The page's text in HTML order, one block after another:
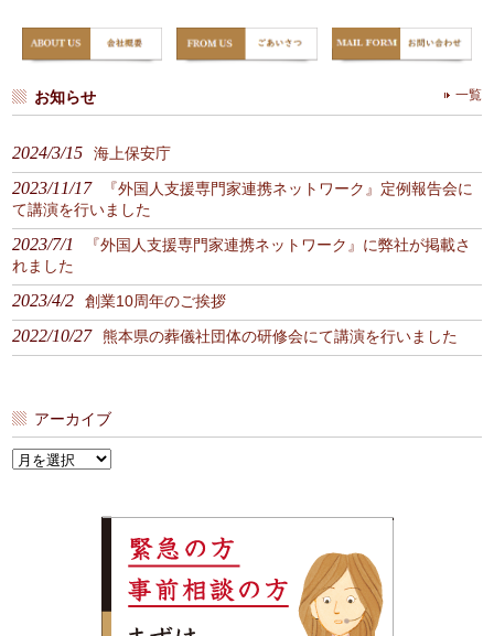
お知らせ 一覧
2024/3/15 海上保安庁
2023/11/17
『外国人支援専門家連携ネットワーク』定例報告会に
て講演を行いました
2023/7/1
『外国人支援専門家連携ネットワーク』に弊社が掲載さ
れました
2023/4/2 創業10周年のご挨拶
2022/10/27 熊本県の葬儀社団体の研修会にて講演を行いました
アーカイブ
ア